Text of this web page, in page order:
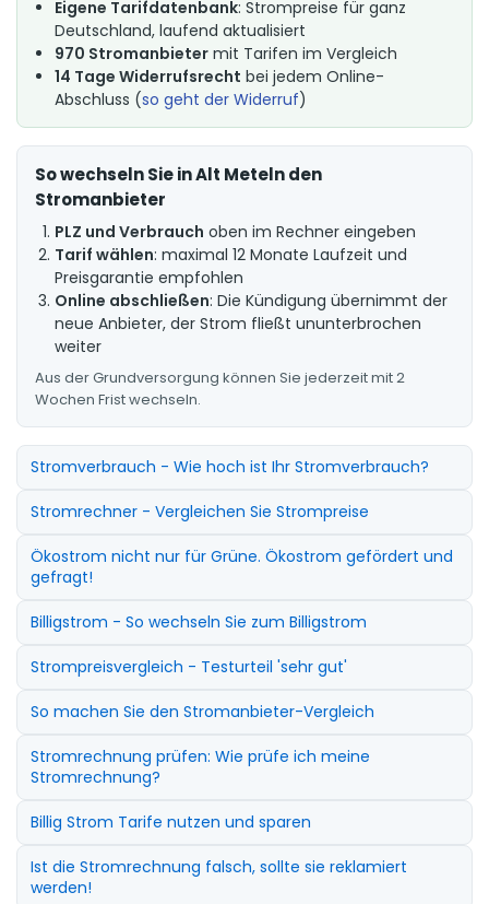
Eigene Tarifdatenbank: Strompreise für ganz
Deutschland, laufend aktualisiert
970 Stromanbieter mit Tarifen im Vergleich
14 Tage Widerrufsrecht bei jedem Online-
Abschluss (so geht der Widerruf)
So wechseln Sie in Alt Meteln den
Stromanbieter
PLZ und Verbrauch oben im Rechner eingeben
Tarif wählen: maximal 12 Monate Laufzeit und
Preisgarantie empfohlen
Online abschließen: Die Kündigung übernimmt der
neue Anbieter, der Strom fließt ununterbrochen
weiter
Aus der Grundversorgung können Sie jederzeit mit 2
Wochen Frist wechseln.
Stromverbrauch - Wie hoch ist Ihr Stromverbrauch?
Stromrechner - Vergleichen Sie Strompreise
Ökostrom nicht nur für Grüne. Ökostrom gefördert und
gefragt!
Billigstrom - So wechseln Sie zum Billigstrom
Strompreisvergleich - Testurteil 'sehr gut'
So machen Sie den Stromanbieter-Vergleich
Stromrechnung prüfen: Wie prüfe ich meine
Stromrechnung?
Billig Strom Tarife nutzen und sparen
Ist die Stromrechnung falsch, sollte sie reklamiert
werden!